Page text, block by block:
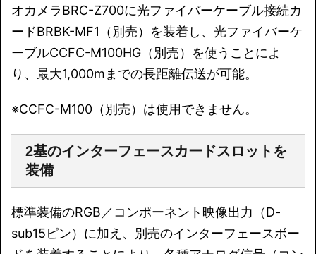
オカメラBRC-Z700に光ファイバーケーブル接続カ
ードBRBK-MF1（別売）を装着し、光ファイバーケ
ーブルCCFC-M100HG（別売）を使うことによ
り、最大1,000mまでの長距離伝送が可能。
※CCFC-M100（別売）は使用できません。
2基のインターフェースカードスロットを
装備
標準装備のRGB／コンポーネント映像出力（D-
sub15ピン）に加え、別売のインターフェースボー